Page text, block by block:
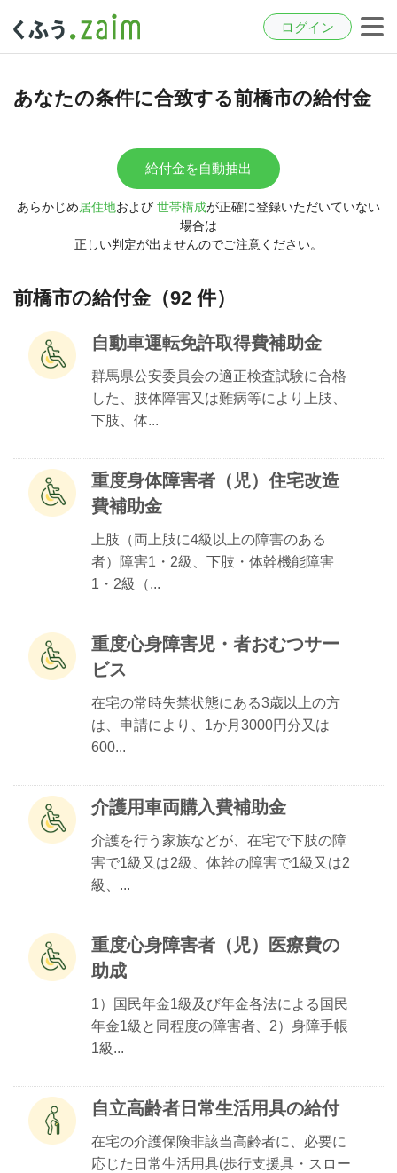
ログイン
あなたの条件に合致する前橋市の給付金
給付金を自動抽出
あらかじめ居住地および 世帯構成が正確に登録いただいていない
場合は
正しい判定が出ませんのでご注意ください。
前橋市の給付金（92 件）
自動車運転免許取得費補助金
群馬県公安委員会の適正検査試験に合格
した、肢体障害又は難病等により上肢、
下肢、体...
重度身体障害者（児）住宅改造
費補助金
上肢（両上肢に4級以上の障害のある
者）障害1・2級、下肢・体幹機能障害
1・2級（...
重度心身障害児・者おむつサー
ビス
在宅の常時失禁状態にある3歳以上の方
は、申請により、1か月3000円分又は
600...
介護用車両購入費補助金
介護を行う家族などが、在宅で下肢の障
害で1級又は2級、体幹の障害で1級又は2
級、...
重度心身障害者（児）医療費の
助成
1）国民年金1級及び年金各法による国民
年金1級と同程度の障害者、2）身障手帳
1級...
自立高齢者日常生活用具の給付
在宅の介護保険非該当高齢者に、必要に
応じた日常生活用具(歩行支援具・スロー